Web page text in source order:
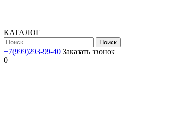
КАТАЛОГ
Поиск
+7(999)293-99-40 Заказать звонок
0